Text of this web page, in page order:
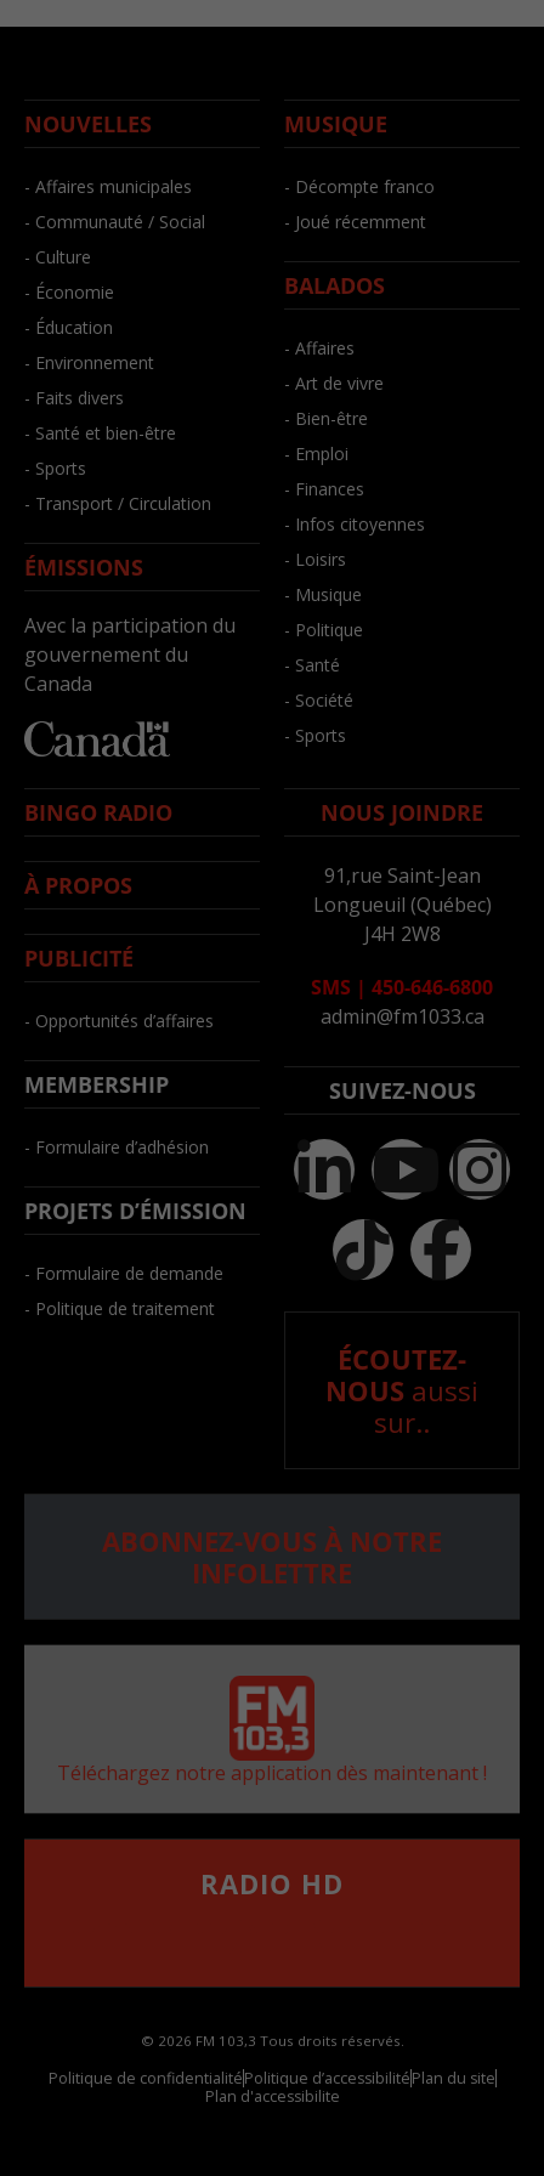
NOUVELLES
- Affaires municipales
- Communauté / Social
- Culture
- Économie
- Éducation
- Environnement
- Faits divers
- Santé et bien-être
- Sports
- Transport / Circulation
ÉMISSIONS
Avec la participation du
gouvernement du
Canada
MUSIQUE
- Décompte franco
- Joué récemment
BALADOS
- Affaires
- Art de vivre
- Bien-être
- Emploi
- Finances
- Infos citoyennes
- Loisirs
- Musique
- Politique
- Santé
- Société
- Sports
BINGO RADIO
À PROPOS
PUBLICITÉ
- Opportunités d’affaires
MEMBERSHIP
- Formulaire d’adhésion
PROJETS D’ÉMISSION
- Formulaire de demande
- Politique de traitement
NOUS JOINDRE
91,rue Saint-Jean
Longueuil (Québec)
J4H 2W8
SMS | 450-646-6800
admin@fm1033.ca
SUIVEZ-NOUS
ÉCOUTEZ-
NOUS aussi
sur..
ABONNEZ-VOUS À NOTRE
INFOLETTRE
Téléchargez notre application dès maintenant !
RADIO HD
© 2026 FM 103,3 Tous droits réservés.
Politique de confidentialitéPolitique d’accessibilitéPlan du site
Plan d'accessibilite